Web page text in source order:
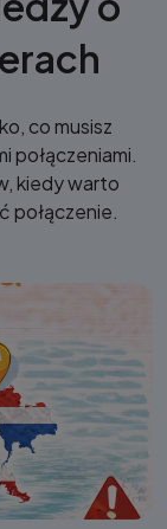
co musisz
połączeniami.
kiedy warto
połączenie.